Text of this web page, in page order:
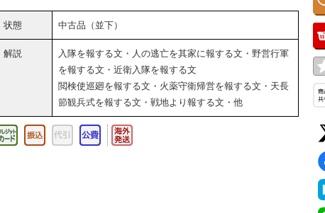
状態 中古品（並下）
解説
入隊を報する文・人の逃亡を其家に報する文・野営行軍
を報する文・近衛入隊を報する文
閲検使巡廻を報する文・火薬守衛帰営を報する文・天長
節観兵式を報する文・戦地より報する文・他